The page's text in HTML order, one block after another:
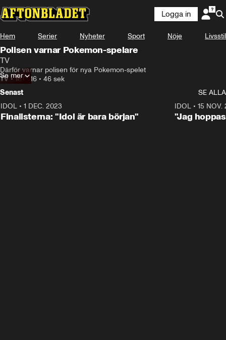
Logga in
Hem Serier Nyheter Sport Nöje Livsstil
Polisen varnar Pokemon-spelare
TV
Därför varnar polisen för nya Pokemon-spelet
TV •18.07.16 • 46 sek
Se mer
Senast
SE ALLA
IDOL • 1 DEC. 2023
Finalisterna: "Idol är bara början"
IDOL• 15 NOV.
"Jag